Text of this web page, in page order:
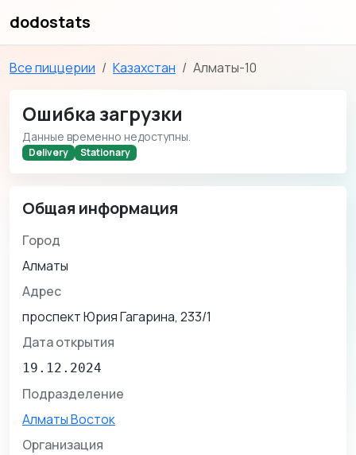
dodostats
Все пиццерии Казахстан Алматы-10
Ошибка загрузки
Данные временно недоступны.
Delivery Stationary
Общая информация
Город
Алматы
Адрес
проспект Юрия Гагарина, 233/1
Дата открытия
19.12.2024
Подразделение
Алматы Восток
Организация